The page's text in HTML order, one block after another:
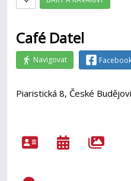
Café Datel
Navigovat
Piaristická 8, České